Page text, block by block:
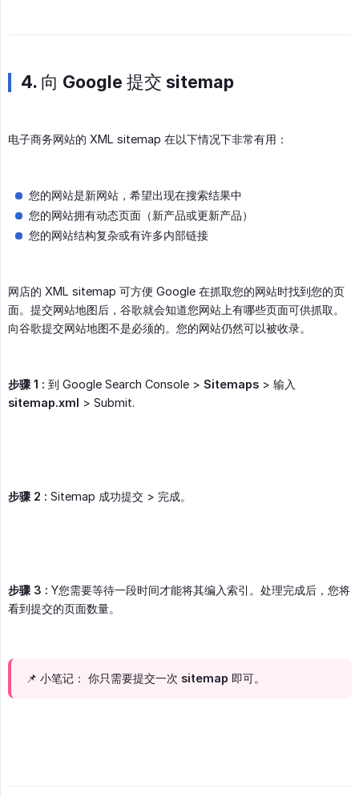
4. 向 Google 提交 sitemap
电子商务网站的 XML sitemap 在以下情况下非常有用：
您的网站是新网站，希望出现在搜索结果中
您的网站拥有动态页面（新产品或更新产品）
您的网站结构复杂或有许多内部链接
网店的 XML sitemap 可方便 Google 在抓取您的网站时找到您的页
面。提交网站地图后，谷歌就会知道您网站上有哪些页面可供抓取。
向谷歌提交网站地图不是必须的。您的网站仍然可以被收录。
步骤 1 : 到 Google Search Console > Sitemaps > 输入
sitemap.xml > Submit.
步骤 2 : Sitemap 成功提交 > 完成。
步骤 3 : Y您需要等待一段时间才能将其编入索引。处理完成后，您将
看到提交的页面数量。
📌 小笔记： 你只需要提交一次 sitemap 即可。